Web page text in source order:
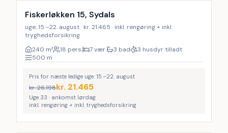
LAST MINUTE
Fiskerløkken 15, Sydals
uge: 15.–22. august · kr. 21.465 · inkl. rengøring + inkl.
tryghedsforsikring
240 m² 18 pers. 7 vær. 3 bad
3 husdyr tilladt
500 m
Pris for næste ledige uge: 15.–22. august
kr.26.198kr. 21.465
Uge 33 · ankomst lørdag
inkl. rengøring + inkl. tryghedsforsikring
Inkl. rengøring